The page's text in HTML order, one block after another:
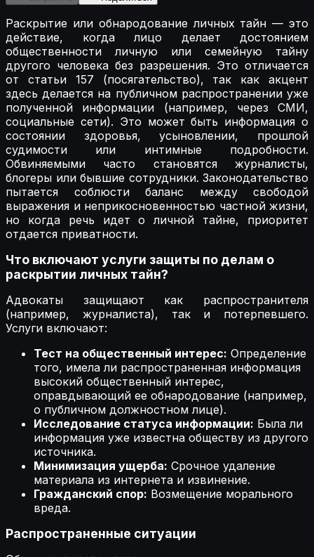
Раскрытие или обнародование личных тайн — это
действие, когда лицо делает достоянием
общественности личную или семейную тайну
другого человека без разрешения. Это отличается
от статьи 157 (посягательство), так как акцент
здесь делается на публичном распространении уже
полученной информации (например, через СМИ,
социальные сети). Это может быть информация о
состоянии здоровья, усыновлении, прошлой
судимости или интимные подробности.
Обвиняемыми часто становятся журналисты,
блогеры или бывшие сотрудники. Законодательство
пытается соблюсти баланс между свободой
выражения и неприкосновенностью частной жизни,
но когда речь идет о личной тайне, приоритет
отдается приватности.
Что включают услуги защиты по делам о
раскрытии личных тайн?
Адвокаты защищают как распространителя
(например, журналиста), так и потерпевшего.
Услуги включают:
Тест на общественный интерес: Определение
того, имела ли распространенная информация
высокий общественный интерес,
оправдывающий ее обнародование (например,
о публичном должностном лице).
Исследование статуса информации: Была ли
информация уже известна обществу из другого
источника.
Минимизация ущерба: Срочное удаление
материала из интернета и извинение.
Гражданский спор: Возмещение морального
вреда.
Распространенные ситуации